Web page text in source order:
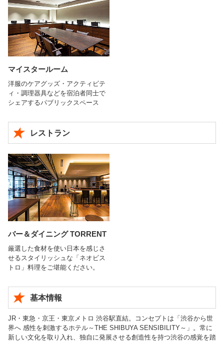
マイスタールーム
洋服のケアグッズ・アクティビテ
ィ・調理器具などを宿泊者同士で
シェアするパブリックスペース
レストラン
バー＆ダイニング TORRENT
厳選した食材を使い日本を感じさ
せるスタイリッシュな「ネオビス
トロ」料理をご堪能ください。
基本情報
JR・東急・京王・東京メトロ 渋谷駅直結。コンセプトは「渋谷から世
界へ 感性を刺激するホテル～THE SHIBUYA SENSIBILITY～」。常に
新しい文化を取り入れ、独自に発展させる創造性を持つ渋谷の感覚を踏